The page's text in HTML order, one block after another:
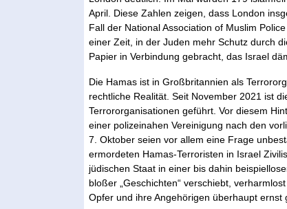
April. Diese Zahlen zeigen, dass London
Fall der National Association of Muslim
einer Zeit, in der Juden mehr Schutz durch
Papier in Verbindung gebracht, das Israel
Die Hamas ist in Großbritannien als
rechtliche Realität. Seit November 2021 ist
Terrororganisationen geführt. Vor diesem
einer polizeinahen Vereinigung nach den
7. Oktober seien vor allem eine Frage
ermordeten Hamas-Terroristen in Israel
jüdischen Staat in einer bis dahin
bloßer „Geschichten“ verschiebt,
Opfer und ihre Angehörigen überhaupt ernst